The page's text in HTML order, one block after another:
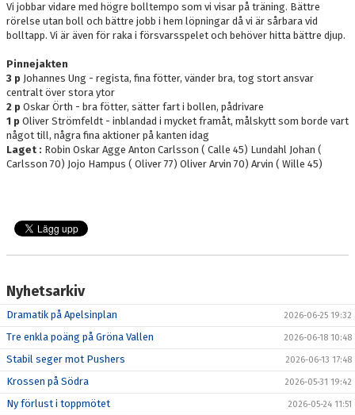
Vi jobbar vidare med högre bolltempo som vi visar på träning. Bättre
rörelse utan boll och bättre jobb i hem löpningar då vi är sårbara vid
bolltapp. Vi är även för raka i försvarsspelet och behöver hitta bättre djup.
Pinnejakten
3 p Johannes Ung - regista, fina fötter, vänder bra, tog stort ansvar
centralt över stora ytor
2 p Oskar Örth - bra fötter, sätter fart i bollen, pådrivare
1 p Oliver Strömfeldt - inblandad i mycket framåt, målskytt som borde vart
något till, några fina aktioner på kanten idag
Laget : Robin Oskar Agge Anton Carlsson ( Calle 45) Lundahl Johan (
Carlsson 70) Jojo Hampus ( Oliver 77) Oliver Arvin 70) Arvin ( Wille 45)
Nyhetsarkiv
Dramatik på Apelsinplan 2026-06-25 19:32
Tre enkla poäng på Gröna Vallen 2026-06-18 10:48
Stabil seger mot Pushers 2026-06-13 17:48
Krossen på Södra 2026-05-31 19:42
Ny förlust i toppmötet 2026-05-24 11:51